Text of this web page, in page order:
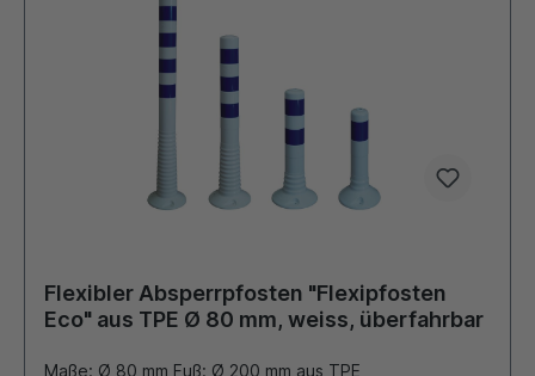
Flexibler Absperrpfosten "Flexipfosten
Eco" aus TPE Ø 80 mm, weiss, überfahrbar
Maße: Ø 80 mm Fuß: Ø 200 mm aus TPE